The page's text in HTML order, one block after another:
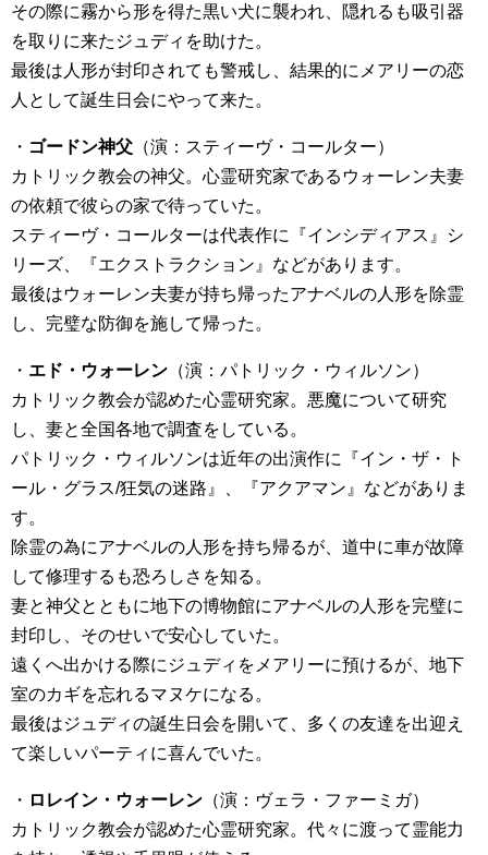
その際に霧から形を得た黒い犬に襲われ、隠れるも吸引器
を取りに来たジュディを助けた。
最後は人形が封印されても警戒し、結果的にメアリーの恋
人として誕生日会にやって来た。
・ ゴードン神父 （演：スティーヴ・コールター）
カトリック教会の神父。心霊研究家であるウォーレン夫妻
の依頼で彼らの家で待っていた。
スティーヴ・コールターは代表作に『インシディアス』シ
リーズ、『エクストラクション』などがあります。
最後はウォーレン夫妻が持ち帰ったアナベルの人形を除霊
し、完璧な防御を施して帰った。
・ エド・ウォーレン （演：パトリック・ウィルソン）
カトリック教会が認めた心霊研究家。悪魔について研究
し、妻と全国各地で調査をしている。
パトリック・ウィルソンは近年の出演作に『イン・ザ・ト
ール・グラス/狂気の迷路』、『アクアマン』などがありま
す。
除霊の為にアナベルの人形を持ち帰るが、道中に車が故障
して修理するも恐ろしさを知る。
妻と神父とともに地下の博物館にアナベルの人形を完璧に
封印し、そのせいで安心していた。
遠くへ出かける際にジュディをメアリーに預けるが、地下
室のカギを忘れるマヌケになる。
最後はジュディの誕生日会を開いて、多くの友達を出迎え
て楽しいパーティに喜んでいた。
・ ロレイン・ウォーレン （演：ヴェラ・ファーミガ）
カトリック教会が認めた心霊研究家。代々に渡って霊能力